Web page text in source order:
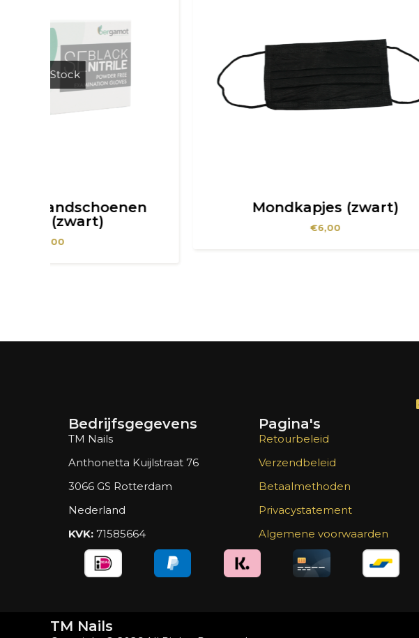
Mondkapjes (zwart)
Bedrijfsgegevens
TM Nails
Anthonetta Kuijlstraat 76
3066 GS Rotterdam
Nederland
KVK: 71585664
Pagina's
Retourbeleid
Verzendbeleid
Betaalmethoden
Privacystatement
Algemene voorwaarden
TM Nails